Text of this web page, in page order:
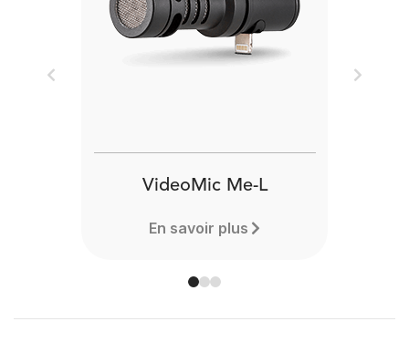
VideoMic Me-L
En savoir plus
Previous Next